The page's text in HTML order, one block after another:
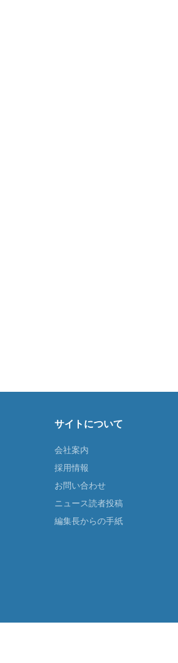
サイトについて
会社案内
採用情報
お問い合わせ
ニュース読者投稿
編集長からの手紙